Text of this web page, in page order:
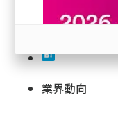
業界動向